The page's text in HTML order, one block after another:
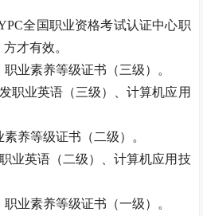
全国职业资格考试认证中心职
才有效。
职业素养等级证书（三级）。
职业英语（三级）、计算机应用
素养等级证书（二级）。
业英语（二级）、计算机应用技
职业素养等级证书（一级）。